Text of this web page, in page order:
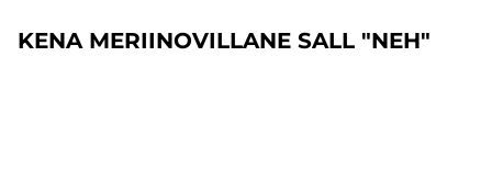
KENA MERIINOVILLANE SALL "NEH"
1 / 3